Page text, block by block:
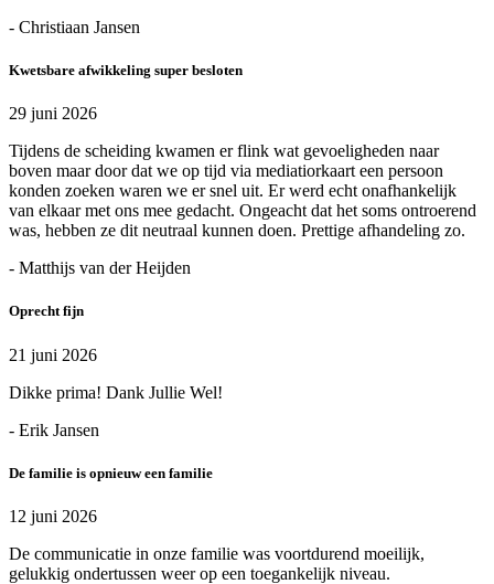
- Christiaan Jansen
Kwetsbare afwikkeling super besloten
29 juni 2026
Tijdens de scheiding kwamen er flink wat gevoeligheden naar
boven maar door dat we op tijd via mediatiorkaart een persoon
konden zoeken waren we er snel uit. Er werd echt onafhankelijk
van elkaar met ons mee gedacht. Ongeacht dat het soms ontroerend
was, hebben ze dit neutraal kunnen doen. Prettige afhandeling zo.
- Matthijs van der Heijden
Oprecht fijn
21 juni 2026
Dikke prima! Dank Jullie Wel!
- Erik Jansen
De familie is opnieuw een familie
12 juni 2026
De communicatie in onze familie was voortdurend moeilijk,
gelukkig ondertussen weer op een toegankelijk niveau.